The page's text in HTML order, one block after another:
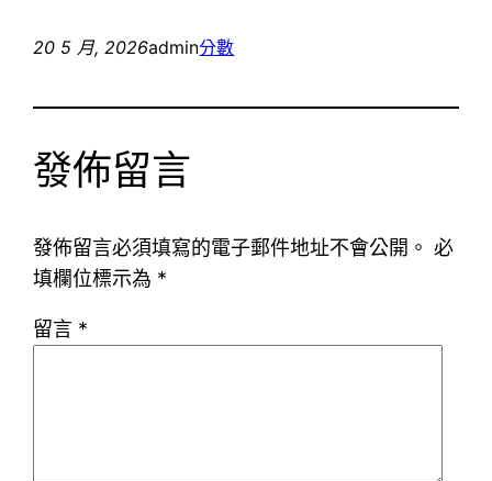
20 5 月, 2026admin分數
發佈留言
發佈留言必須填寫的電子郵件地址不會公開。 必
填欄位標示為 *
留言 *